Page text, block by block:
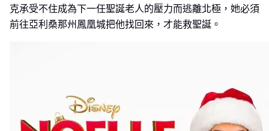
克承受不住成為下一任聖誕老人的壓力而逃離北極，她必須
前往亞利桑那州鳳凰城把他找回來，才能救聖誕。